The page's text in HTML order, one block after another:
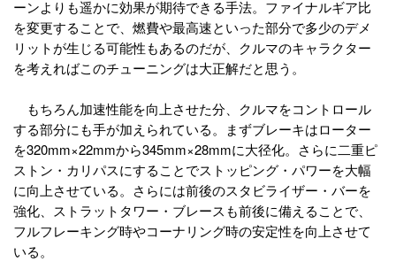
ーンよりも遥かに効果が期待できる手法。ファイナルギア比
を変更することで、燃費や最高速といった部分で多少のデメ
リットが生じる可能性もあるのだが、クルマのキャラクター
を考えればこのチューニングは大正解だと思う。
もちろん加速性能を向上させた分、クルマをコントロール
する部分にも手が加えられている。まずブレーキはローター
を320mm×22mmから345mm×28mmに大径化。さらに二重ピ
ストン・カリパスにすることでストッピング・パワーを大幅
に向上させている。さらには前後のスタビライザー・バーを
強化、ストラットタワー・ブレースも前後に備えることで、
フルフレーキング時やコーナリング時の安定性を向上させて
いる。